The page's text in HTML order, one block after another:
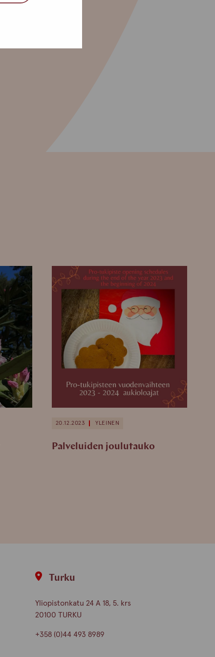
20.12.2023 YLEINEN
Palveluiden joulutauko
Turku
Yliopistonkatu 24 A 18, 5. krs
20100 TURKU
+358 (0)44 493 8989